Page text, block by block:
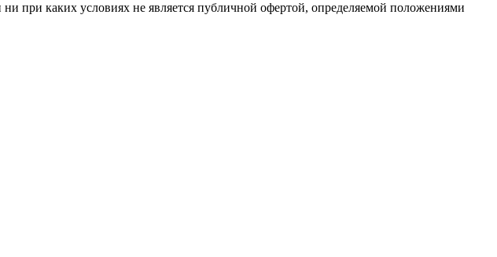
при каких условиях не является публичной офертой, определяемой положениями